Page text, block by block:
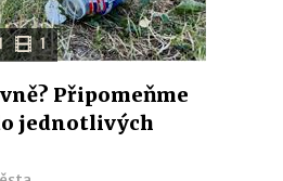
1
Připomeňme
jednotlivých